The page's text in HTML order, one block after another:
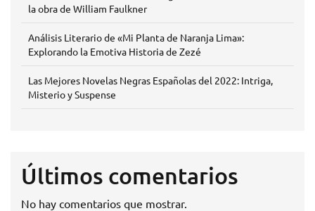
la obra de William Faulkner
Análisis Literario de «Mi Planta de Naranja Lima»:
Explorando la Emotiva Historia de Zezé
Las Mejores Novelas Negras Españolas del 2022: Intriga,
Misterio y Suspense
Últimos comentarios
No hay comentarios que mostrar.